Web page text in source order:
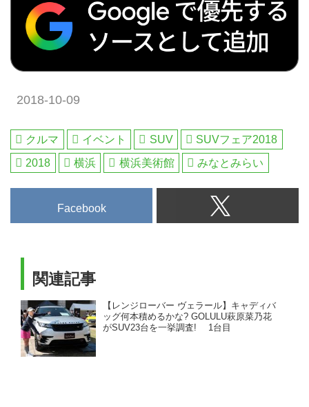
2018-10-09
クルマ イベント SUV
SUVフェア2018
2018
横浜 横浜美術館 みなとみらい
Facebook
関連記事
【レンジローバー ヴェラール】キャディバ
ッグ何本積めるかな? GOLULU萩原菜乃花
がSUV23台を一挙調査! 1台目